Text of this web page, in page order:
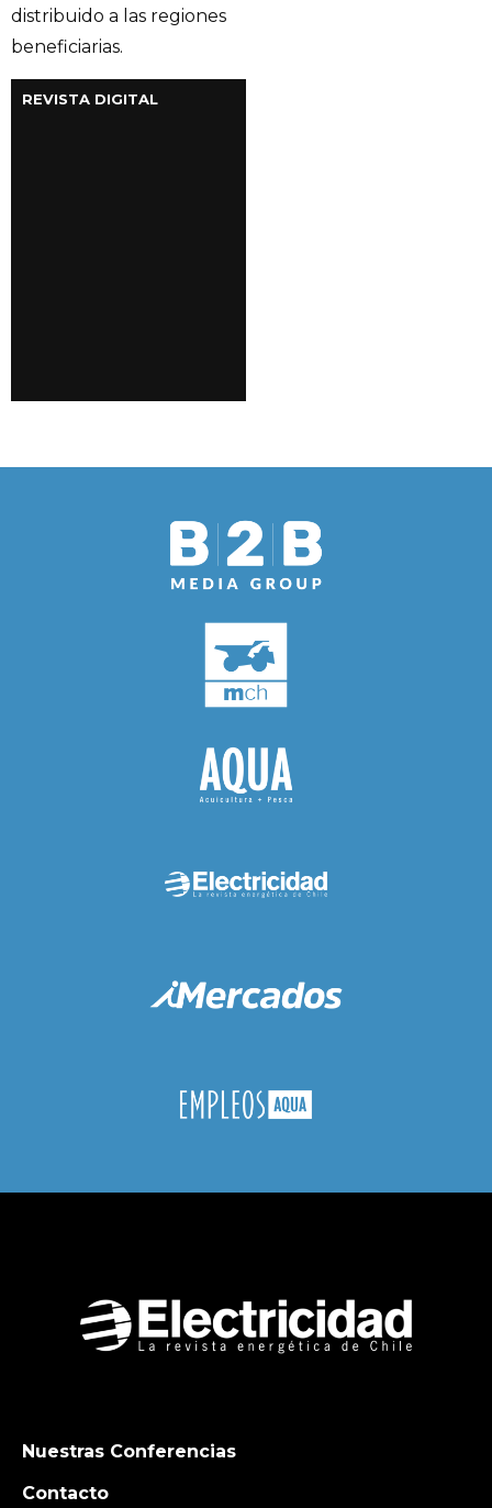
distribuido a las regiones
beneficiarias.
REVISTA DIGITAL
Nuestras Conferencias
Contacto